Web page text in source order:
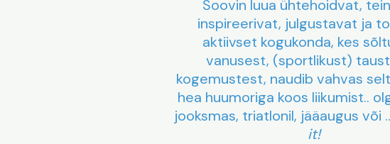
Soovin luua ühtehoidvat,
inspireerivat, julgustavat ja
aktiivset kogukonda, kes
vanusest, (sportlikust)
kogemustest, naudib vahvas
hea huumoriga koos liikumist..
jooksmas, triatlonil, jääaugus või ..
it!